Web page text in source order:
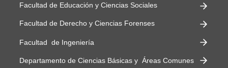
Facultad de Educación y Ciencias Sociales
Facultad de Derecho y Ciencias Forenses
Facultad de Ingeniería
Departamento de Ciencias Básicas y Áreas Comunes